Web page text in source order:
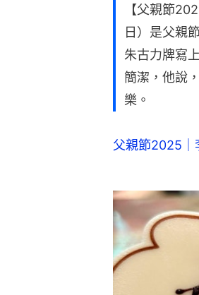
【父親節
日）是父親
朱古力牌寫
簡潔，他說
樂。
父親節2025｜